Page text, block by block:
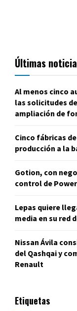
Últimas
Al menos cinco
las solicitudes
ampliación de
Cinco fábricas
producción a la
Gotion, con
control de
Lepas quiere
media en su red
Nissan Ávila
del Qashqai y
Renault
Etiquetas